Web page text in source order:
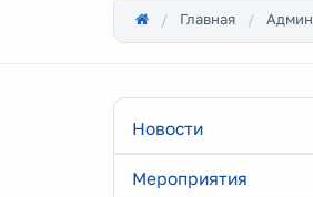
Главная
Новости
Мероприятия